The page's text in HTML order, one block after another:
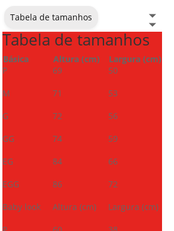
Tabela de tamanhos
Tabela de tamanhos
Básica Altura (cm)
Largura (cm)
P
69
50
M
71
53
G
72
56
GG
74
59
EG
84
66
EGG
86
72
Baby look
Altura (cm)
Largura (cm)